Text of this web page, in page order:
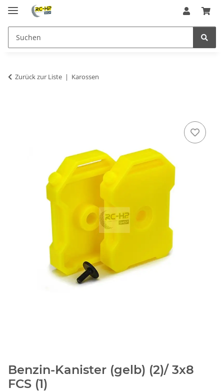
Zurück zur Liste Karossen
Benzin-Kanister (gelb) (2)/ 3x8
FCS (1)